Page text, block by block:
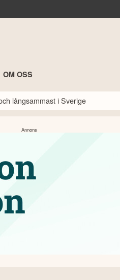
OM OSS
långsammast i Sverige